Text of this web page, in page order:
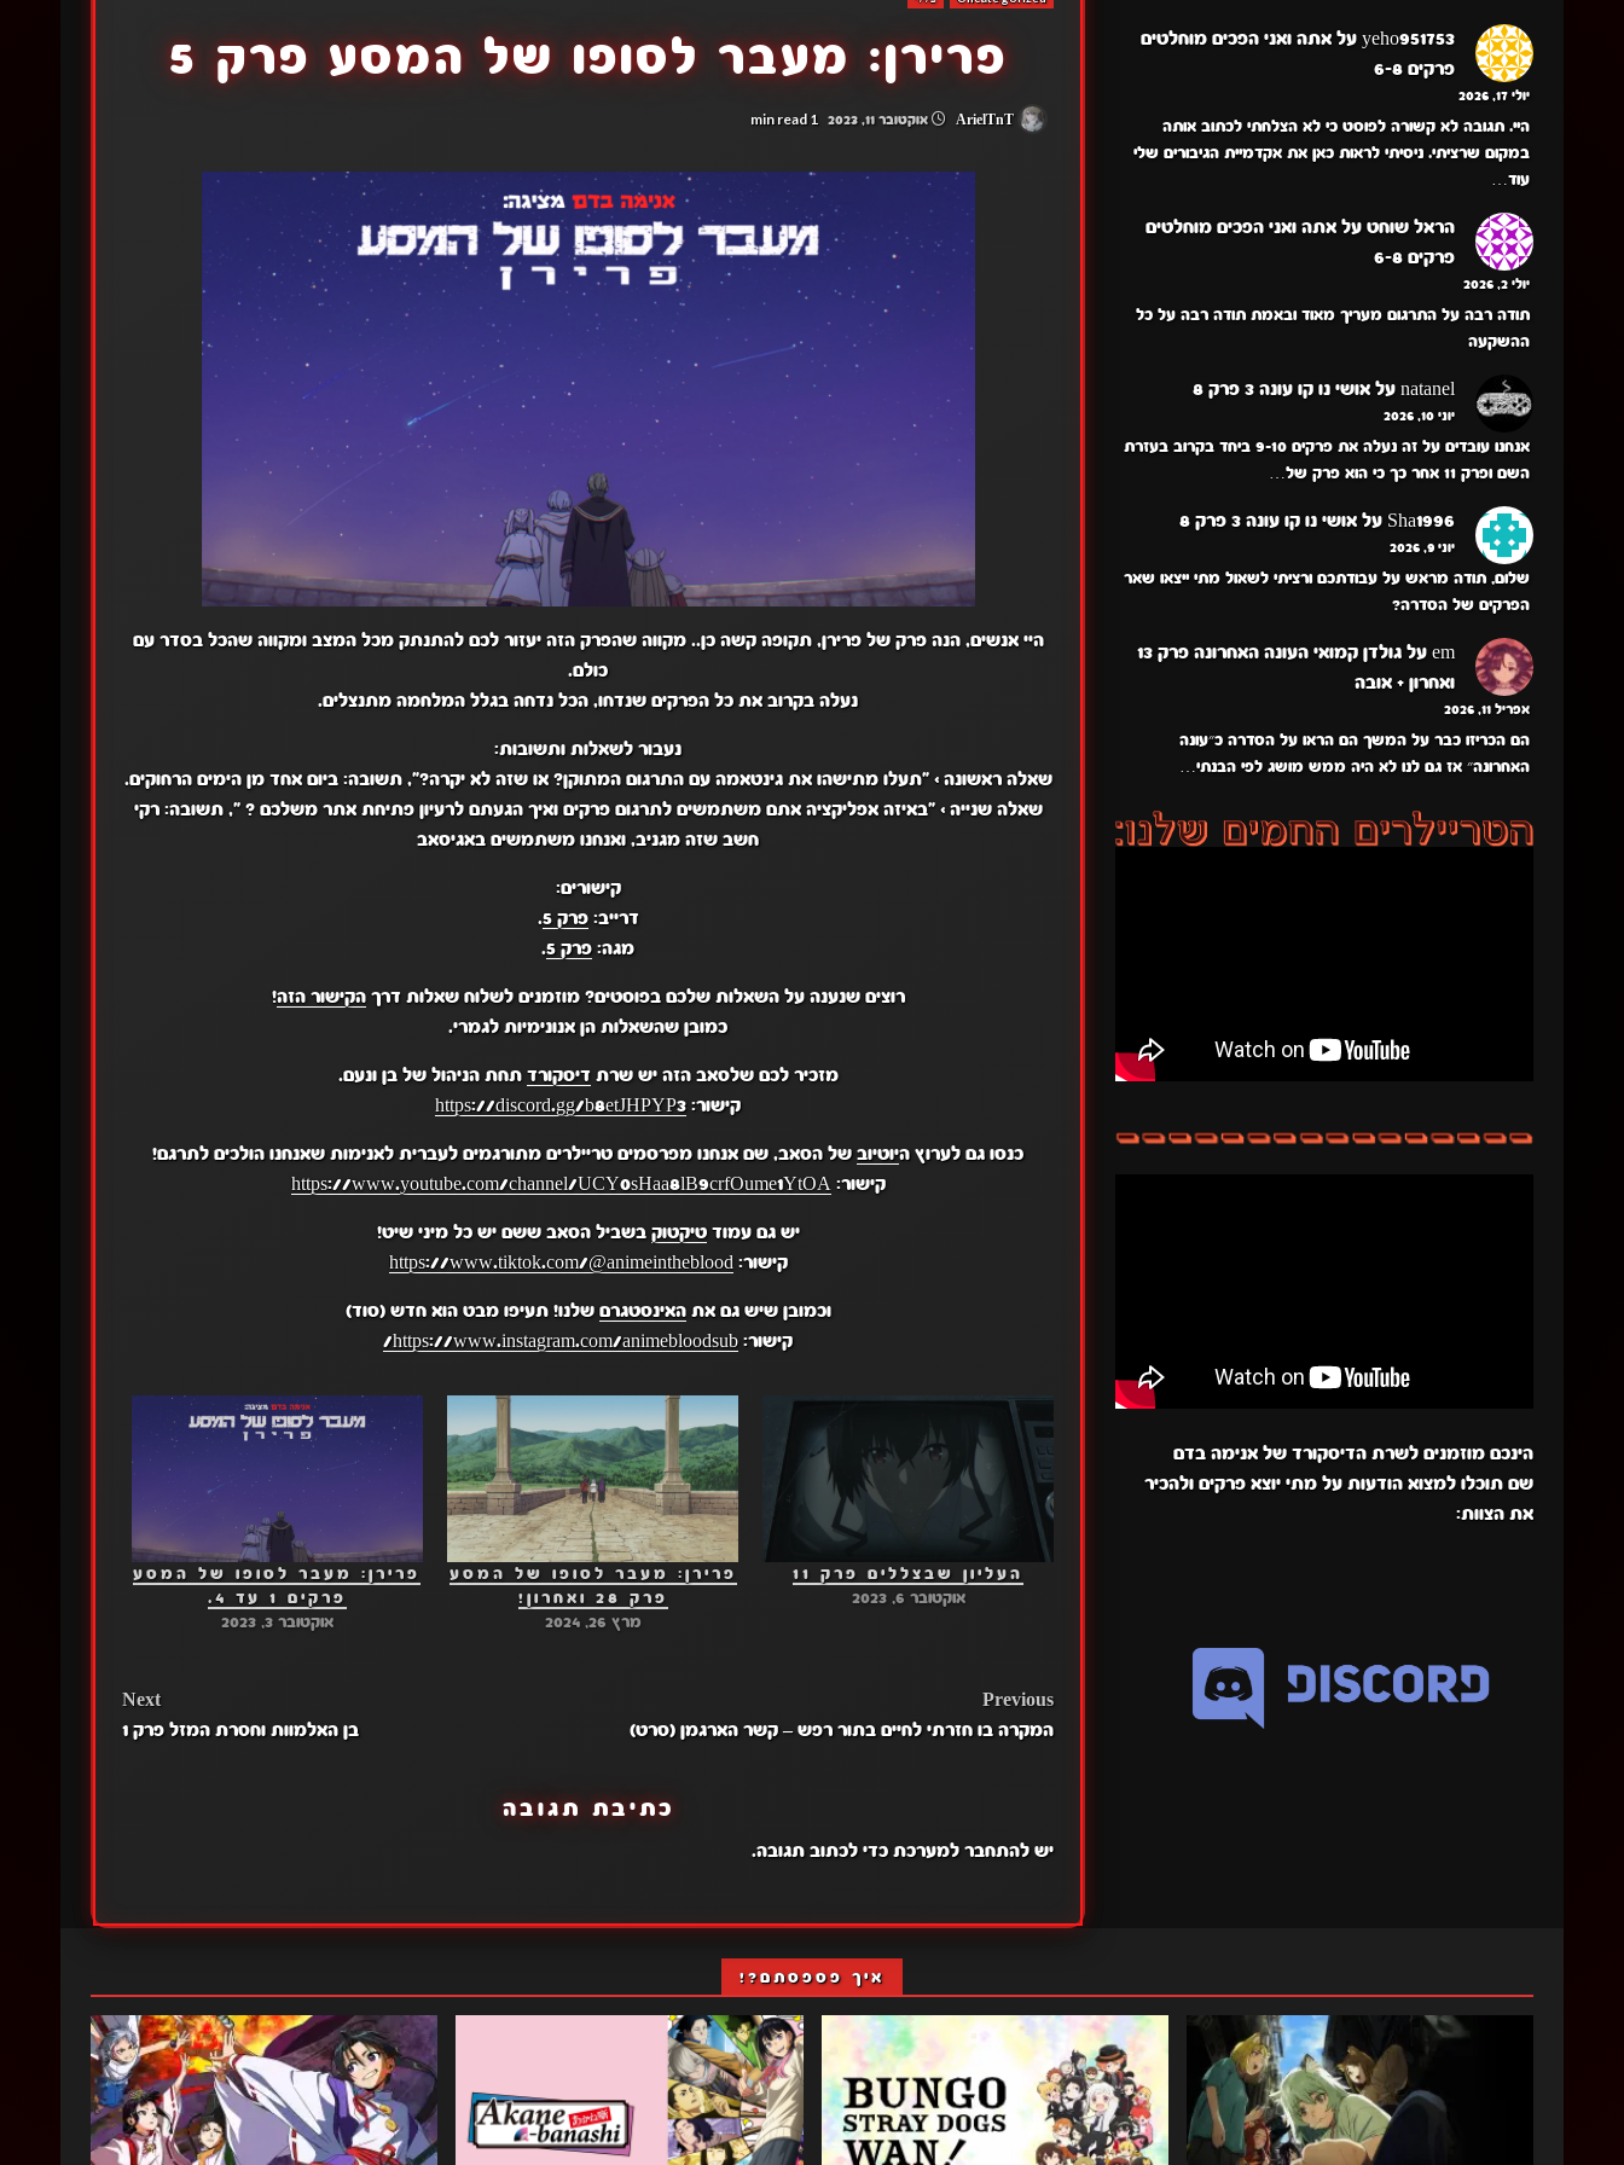
פרירן: מעבר לסופו של המסע פרק 5
ArielTnT אוקטובר 11, 2023 1 min read
היי אנשים, הנה פרק של פרירן, תקופה קשה כן.. מקווה שהפרק הזה יעזור לכם להתנתק מכל המצב ומקווה שהכל בסדר עם
כולם.
נעלה בקרוב את כל הפרקים שנדחו, הכל נדחה בגלל המלחמה מתנצלים.
נעבור לשאלות ותשובות:
שאלה ראשונה >"תעלו מתישהו את גינטאמה עם התרגום המתוקן? או שזה לא יקרה?",תשובה:ביום אחד מן הימים הרחוקים.
שאלה שנייה >"באיזה אפליקציה אתם משתמשים לתרגום פרקים ואיך הגעתם לרעיון פתיחת אתר משלכם ? ",תשובה:רקי
חשב שזה מגניב, ואנחנו משתמשים באגיסאב
קישורים:
דרייב:פרק 5 .
מגה: פרק 5 .
רוצים שנענה על השאלות שלכם בפוסטים? מוזמנים לשלוח שאלות דרךהקישור הזה!
כמובן שהשאלות הן אנונימיות לגמרי.
מזכיר לכם שלסאב הזה יש שרת דיסקורד תחת הניהול של בן ונעם.
קישור: https://discord.gg/b8etJHPYP3
כנסו גם לערוץ היוטיובשל הסאב, שם אנחנו מפרסמים טריילרים מתורגמים לעברית לאנימות שאנחנו הולכים לתרגם!
קישור: https://www.youtube.com/channel/UCY0sHaa8lB9crfOume1YtOA
יש גם עמודטיקטוק בשביל הסאב ששם יש כל מיני שיט!
קישור: https://www.tiktok.com/@animeintheblood
וכמובן שיש גם אתהאינסטגרם שלנו! תעיפו מבט הוא חדש (סוד)
קישור: https://www.instagram.com/animebloodsub/
העליון שבצללים פרק 11
אוקטובר 6, 2023
פרירן: מעבר לסופו של המסע
פרק 28 ואחרון!
מרץ 26, 2024
פרירן: מעבר לסופו של המסע
פרקים 1 עד 4.
אוקטובר 3, 2023
POST
Previous
המקרה בו חזרתי לחיים בתור רפש – קשר הארגמן (סרט)
Next
בן האלמוות וחסרת המזל פרק 1
כתיבת תגובה
יש להתחבר למערכתכדי לכתוב תגובה.
yeho951753 עלאתה ואני הפכים מוחלטים
פרקים 6-8
יולי 17, 2026
היי. תגובה לא קשורה לפוסט כי לא הצלחתי לכתוב אותה
במקום שרציתי. ניסיתי לראות כאן את אקדמיית הגיבורים שלי
עוד…
הראל שוחט עלאתה ואני הפכים מוחלטים
פרקים 6-8
יולי 2, 2026
תודה רבה על התרגום מעריך מאוד ובאמת תודה רבה על כל
ההשקעה
natanel עלאושי נו קו עונה 3 פרק 8
יוני 10, 2026
אנחנו עובדים על זה נעלה את פרקים 9-10 ביחד בקרוב בעזרת
השם ופרק 11 אחר כך כי הוא פרק של…
Sha1996 עלאושי נו קו עונה 3 פרק 8
יוני 9, 2026
שלום, תודה מראש על עבודתכם ורציתי לשאול מתי ייצאו שאר
הפרקים של הסדרה?
em על
גולדן קמואי העונה האחרונה פרק 13
ואחרון + אובה
אפריל 11, 2026
הם הכריזו כבר על המשך הם הראו על הסדרה כ״עונה
האחרונה״ אז גם לנו לא היה ממש מושג לפי הבנתי…
הינכם מוזמנים לשרת הדיסקורד של אנימה בדם
שם תוכלו למצוא הודעות על מתי יוצא פרקים ולהכיר
את הצוות:
איך פספסתם?!